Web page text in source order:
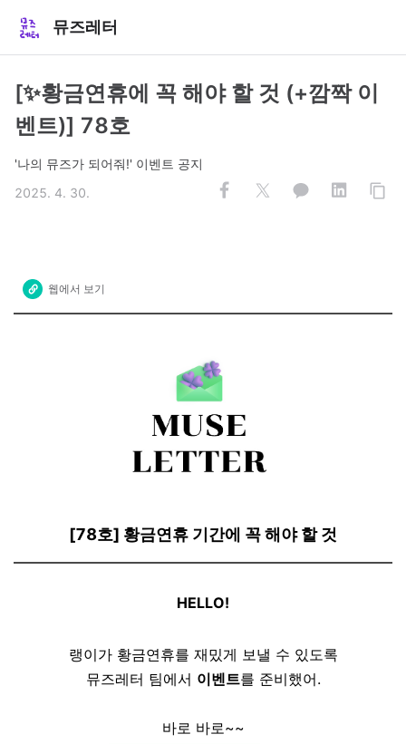
뮤즈레터
[✨황금연휴에 꼭 해야 할 것 (+깜짝 이
벤트)] 78호
'나의 뮤즈가 되어줘!' 이벤트 공지
2025. 4. 30.
웹에서 보기
[78호] 황금연휴 기간에 꼭 해야 할 것
HELLO!
랭이가 황금연휴를 재밌게 보낼 수 있도록
뮤즈레터 팀에서 이벤트를 준비했어.
바로 바로~~